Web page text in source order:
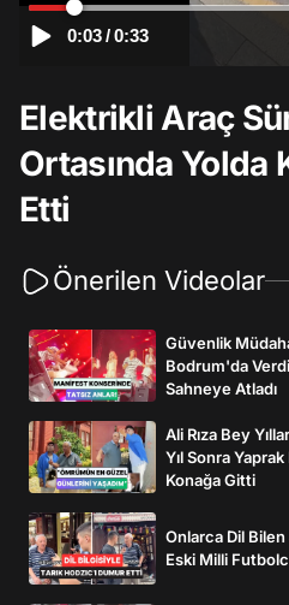
0:03/0:33
Elektrikli Araç
Ortasında Yolda
Etti
Önerilen Videolar
Güvenlik
Bodrum'da
Sahneye Atladı
Ali Rıza Bey
Yıl Sonra
Konağa Gitti
Onlarca Dil
Eski Milli